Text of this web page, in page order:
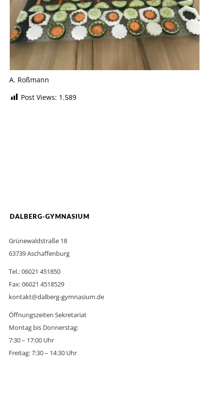
A. Roßmann
Post Views: 1.589
DALBERG-GYMNASIUM
Grünewaldstraße 18
63739 Aschaffenburg
Tel.: 06021 451850
Fax: 06021 4518529
kontakt@dalberg-gymnasium.de
Öffnungszeiten Sekretariat
Montag bis Donnerstag:
7:30 – 17:00 Uhr
Freitag: 7:30 – 14:30 Uhr